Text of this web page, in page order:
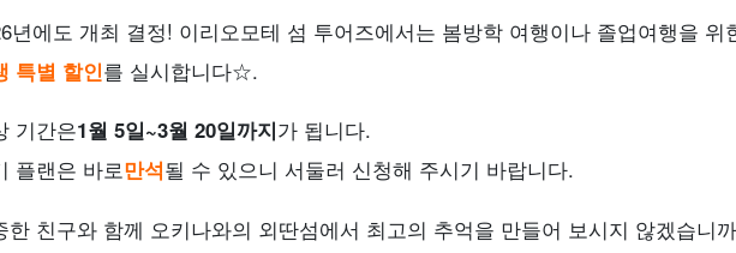
년에도 개최 결정! 이리오모테 섬 투어즈에서는 봄방학 여행이나 졸업여행을 위
특별 할인를 실시합니다☆.
기간은1월 5일~3월 20일까지가 됩니다.
플랜은 바로만석될 수 있으니 서둘러 신청해 주시기 바랍니다.
한 친구와 함께 오키나와의 외딴섬에서 최고의 추억을 만들어 보시지 않겠습니